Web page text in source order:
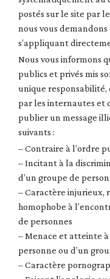
postés sur le site par
nous vous
s’appliquant
Nous vous informons
publics et privés mis
unique
par les internautes et
publier un message
suivants :
– Contraire à l’ordre
– Incitant à la
d’un groupe de
– Caractère injurieux,
homophobe à
de personnes
– Menace et atteinte
personne ou d’un
– Caractère